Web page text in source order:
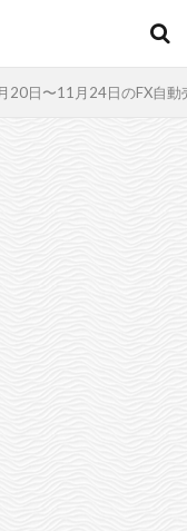
20日〜11月24日のFX自